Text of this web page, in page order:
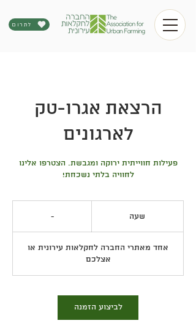
לתרום
הרצאת אגרו-טק
לארגונים
פעילות חווייתית ירוקה ומגבשת. הצטרפו אלינו
לחוויה בלתי נשכחת!
שעה -
אחד מאתרי החברה לחקלאות עירונית או
אצלכם
לביצוע הזמנה